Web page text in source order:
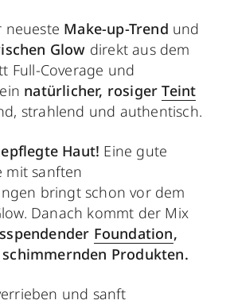
neueste Make-up-Trend und
Glow direkt aus dem
Full-Coverage und
natürlicher, rosigerTeint
strahlend und authentisch.
Haut! Eine gute
mit sanften
bringt schon vor dem
Danach kommt der Mix
Foundation,
schimmernden Produkten.
und sanft